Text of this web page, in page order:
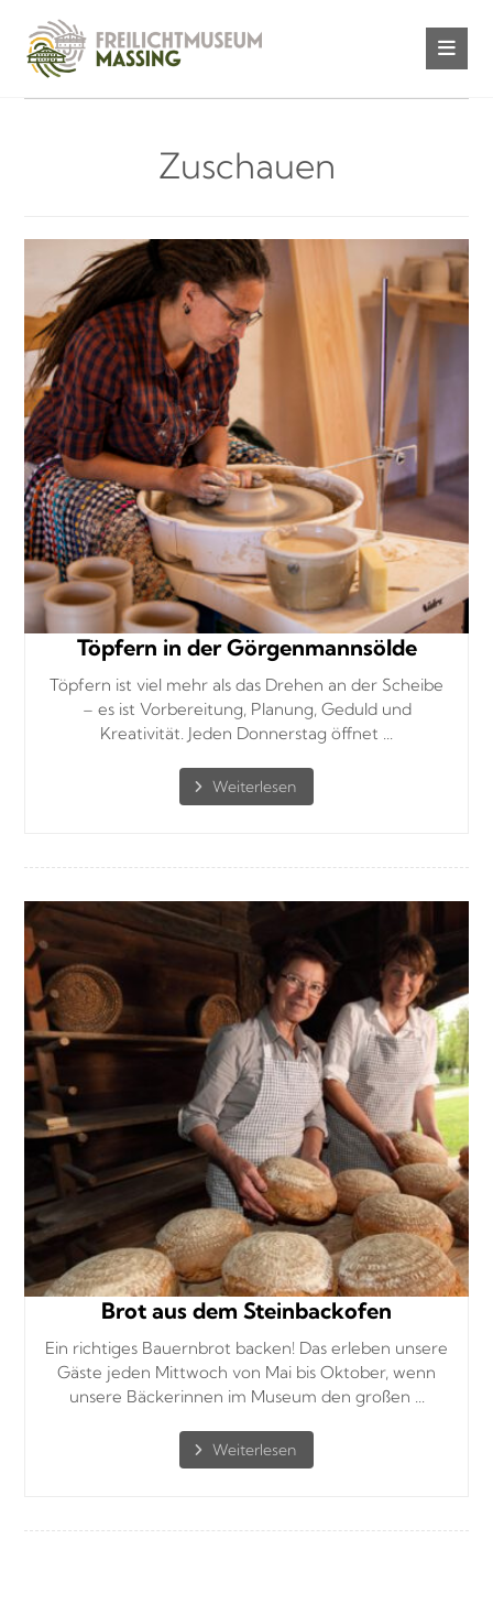
Zuschauen
Töpfern in der Görgenmannsölde
Töpfern ist viel mehr als das Drehen an der Scheibe
– es ist Vorbereitung, Planung, Geduld und
Kreativität. Jeden Donnerstag öffnet ...
Brot aus dem Steinbackofen
Ein richtiges Bauernbrot backen! Das erleben unsere
Gäste jeden Mittwoch von Mai bis Oktober, wenn
unsere Bäckerinnen im Museum den großen ...